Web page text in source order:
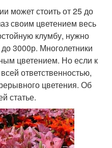
может стоить от 25 до
своим цветением весь
клумбу, нужно
3000р. Многолетники
цветением. Но если к
ответственностью,
цветения. Об
статье.